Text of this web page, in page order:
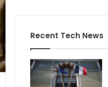
Recent Tech News